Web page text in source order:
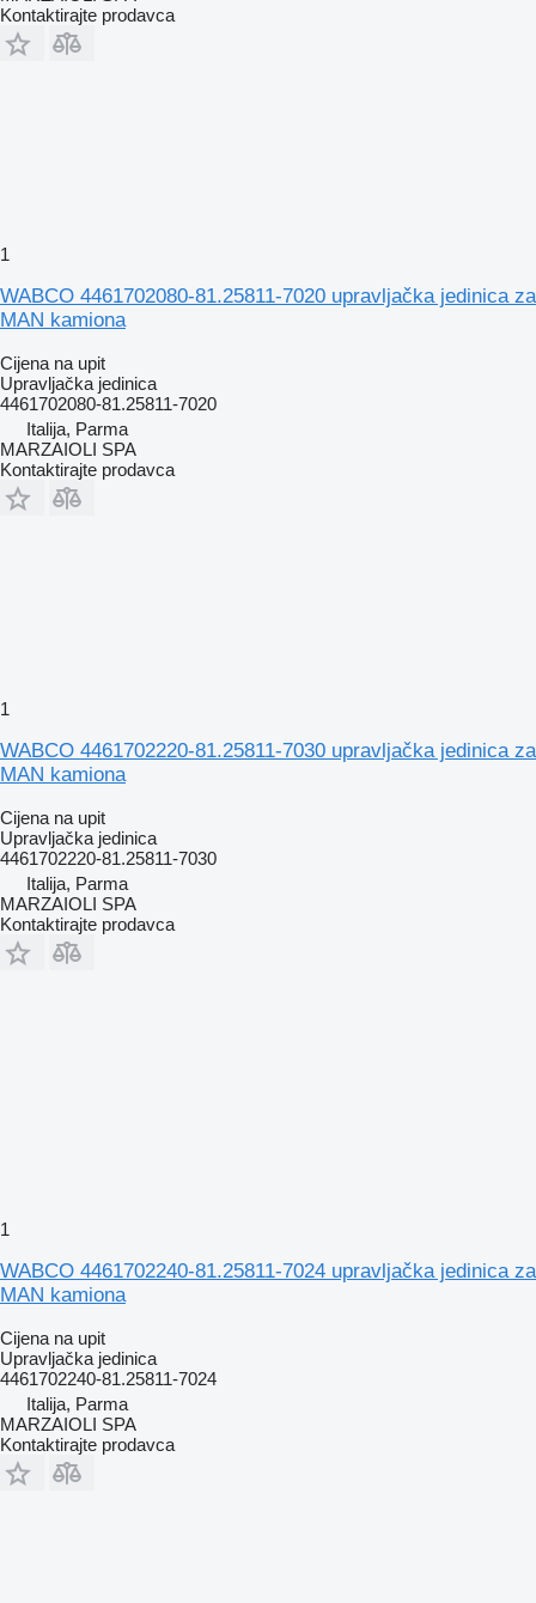
Kontaktirajte prodavca
1
WABCO 4461702080-81.25811-7020 upravljačka jedinica za
MAN kamiona
Cijena na upit
Upravljačka jedinica
4461702080-81.25811-7020
Italija, Parma
MARZAIOLI SPA
Kontaktirajte prodavca
1
WABCO 4461702220-81.25811-7030 upravljačka jedinica za
MAN kamiona
Cijena na upit
Upravljačka jedinica
4461702220-81.25811-7030
Italija, Parma
MARZAIOLI SPA
Kontaktirajte prodavca
1
WABCO 4461702240-81.25811-7024 upravljačka jedinica za
MAN kamiona
Cijena na upit
Upravljačka jedinica
4461702240-81.25811-7024
Italija, Parma
MARZAIOLI SPA
Kontaktirajte prodavca